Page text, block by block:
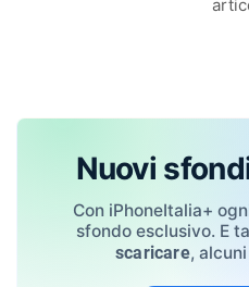
Nuovi
Con iPhoneItalia+
sfondo esclusivo. E
scaricare,